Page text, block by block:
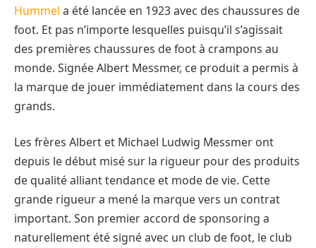
Hummel a été lancée en 1923 avec des chaussures de
foot. Et pas n’importe lesquelles puisqu’il s’agissait
des premières chaussures de foot à crampons au
monde. Signée Albert Messmer, ce produit a permis à
la marque de jouer immédiatement dans la cours des
grands.
Les frères Albert et Michael Ludwig Messmer ont
depuis le début misé sur la rigueur pour des produits
de qualité alliant tendance et mode de vie. Cette
grande rigueur a mené la marque vers un contrat
important. Son premier accord de sponsoring a
naturellement été signé avec un club de foot, le club